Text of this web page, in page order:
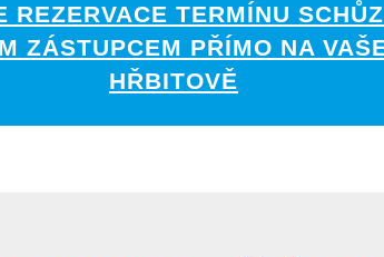
REZERVACE TERMÍNU
ZÁSTUPCEM PŘÍMO NA
HŘBITOVĚ